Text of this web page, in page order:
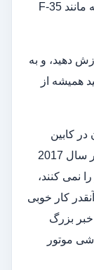
شرکت ها، به ویژه برای دارایی های پیشرفته مانند F-35
دهید، و به
همیشه از
در کابین
نداشته باشد؟ نیمی از مسافران هوایی که در سال 2017
نمی کنند،
کار خوبی
خبر بزرگ
موتور